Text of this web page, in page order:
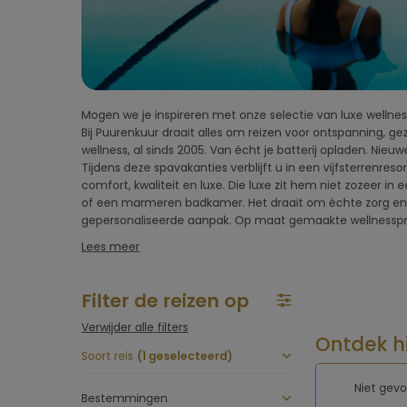
Mogen we je inspireren met onze selectie van luxe
Bij Puurenkuur draait alles om reizen voor ontspanning,
wellness, al sinds 2005. Van écht je batterij opladen.
Tijdens deze spavakanties verblijft u in een
comfort, kwaliteit en luxe. Die luxe zit hem niet zozeer in
of een marmeren badkamer. Het draait om échte zorg
gepersonaliseerde aanpak. Op maat gemaakte
maaltijden en behandelingen. De Italianen beschouwen
uiterlijk vaak als een vorm van zelfexpressie. Italië kent een
in wellness en kuren, wat het grote aanbod van luxe Health
adembenemende locaties, vaak in de natuur. Waar rust
uw welzijn centraal, met aandacht voor zowel lichaam als
Lees meer
Hotelfaciliteiten
Sportfaciliteiten
Restaurant &
Filter de reizen op
Verwijder alle filters
Soort reis (1 geselecteerd)
Bestemmingen
Ontdek
Niet